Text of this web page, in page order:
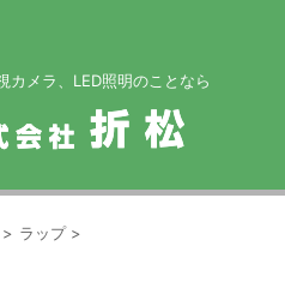
カメラ、LED照明のことなら
> ラップ >